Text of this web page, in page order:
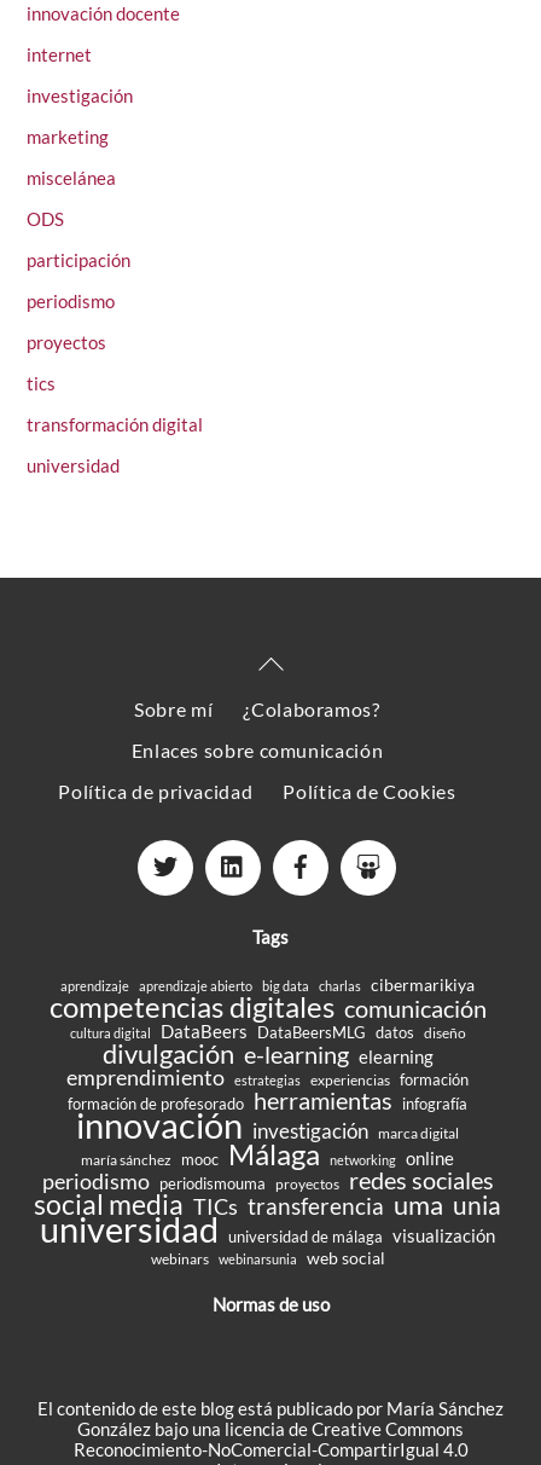
innovación docente
internet
investigación
marketing
miscelánea
ODS
participación
periodismo
proyectos
tics
transformación digital
universidad
Back
Top
Sobre mí
¿Colaboramos?
Enlaces sobre comunicación
Política de privacidad
Política de Cookies
Tags
aprendizaje aprendizaje abierto big data charlas cibermarikiya
competencias digitales comunicación
cultura digital DataBeers DataBeersMLG datos diseño
divulgación e-learning elearning
emprendimiento estrategias experiencias formación
formación de profesorado herramientas infografía
innovación investigación marca digital
maría sánchez
mooc Málaga networking online
periodismo periodismouma proyectos redes sociales
social media TICs transferencia uma unia
universidad universidad de málaga visualización
webinars webinarsunia web social
Normas de uso
El contenido de este blog está publicado por María Sánchez
González bajo una licencia de Creative Commons
Reconocimiento-NoComercial-CompartirIgual 4.0